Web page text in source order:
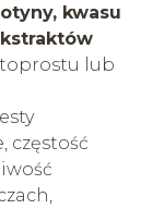
kwasu
lub
częstość